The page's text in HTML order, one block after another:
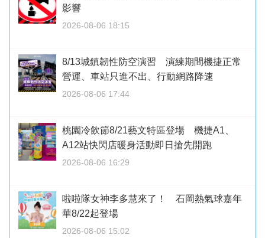
影響
2026-08-06 18:15
8/13城鎮韌性防空演習 演練期間機捷正常
營運、車站只進不出、行動網路降速
2026-08-06 17:44
桃園冷飲節8/21藝文特區登場 機捷A1、
A12站快閃店暖身活動即日搶先開跑
2026-08-06 16:29
啦啦隊女神李多慧來了！ 石岡熱氣球嘉年
華8/22起登場
2026-08-06 15:02